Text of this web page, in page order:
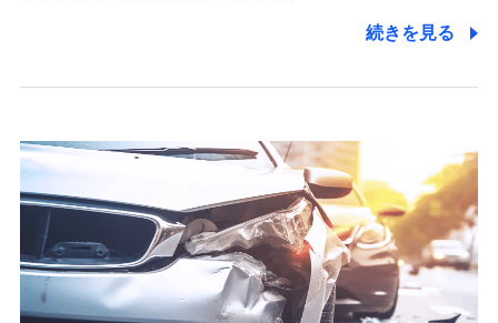
【共同して利用される利用データの項目】
当社又は株式会社NTTドコモがサービス提供等を通じて取得
した、以下の情報などの個人データ
基本情報
氏名、電話番号、メールアドレス、お客さまの識別子、
属性、連絡先、dポイントサービスのご利用に関する情
続きを見る